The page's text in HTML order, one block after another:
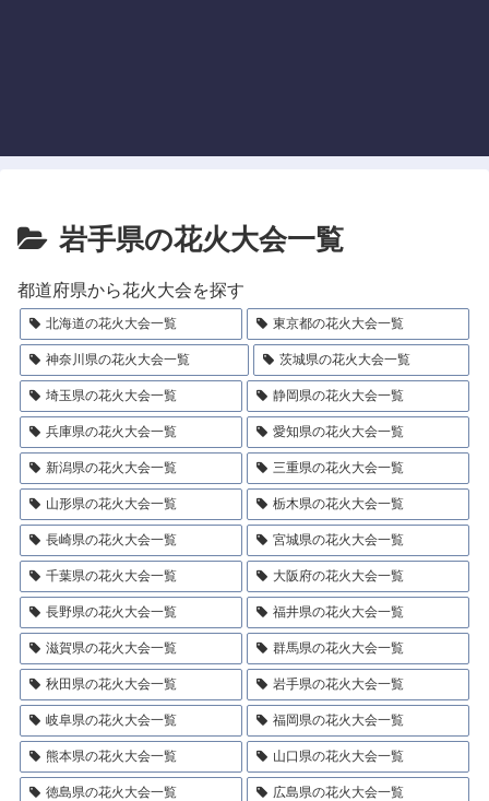
岩手県の花火大会一覧
都道府県から花火大会を探す
北海道の花火大会一覧 東京都の花火大会一覧
神奈川県の花火大会一覧 茨城県の花火大会一覧
埼玉県の花火大会一覧 静岡県の花火大会一覧
兵庫県の花火大会一覧 愛知県の花火大会一覧
新潟県の花火大会一覧 三重県の花火大会一覧
山形県の花火大会一覧 栃木県の花火大会一覧
長崎県の花火大会一覧 宮城県の花火大会一覧
千葉県の花火大会一覧 大阪府の花火大会一覧
長野県の花火大会一覧 福井県の花火大会一覧
滋賀県の花火大会一覧 群馬県の花火大会一覧
秋田県の花火大会一覧 岩手県の花火大会一覧
岐阜県の花火大会一覧 福岡県の花火大会一覧
熊本県の花火大会一覧 山口県の花火大会一覧
徳島県の花火大会一覧 広島県の花火大会一覧